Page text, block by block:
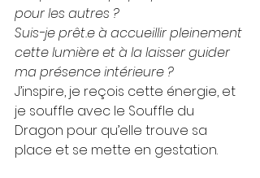
pour les autres ?
Suis-je prêt.e à accueillir pleinement
cette lumière et à la laisser guider
ma présence intérieure ?
J’inspire, je reçois cette énergie, et
je souffle avec le Souffle du
Dragon pour qu’elle trouve sa
place et se mette en gestation.